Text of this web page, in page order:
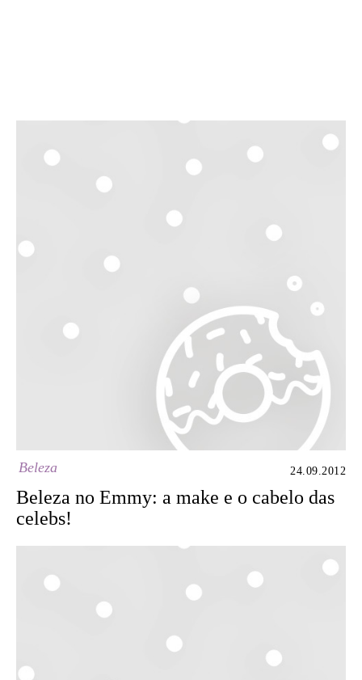
Beleza 24.09.2012
Beleza no Emmy: a make e o cabelo das
celebs!